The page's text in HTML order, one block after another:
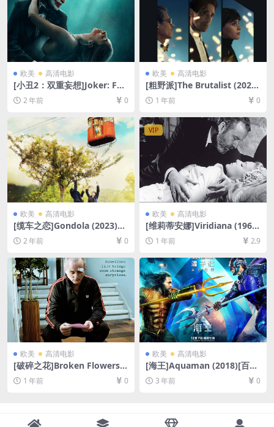
欧美 高清电影
[小丑2：双重妄想]Joker: Foli
e à Deux (2024)[百度网盘+夸
克网盘1080P超清未删减资源]
[网盘在线播放/下载][MP4/8.
8GB][官方中字]
2 年前 0
欧美 高清电影
[粗野派]The Brutalist (2024)
[百度网盘+夸克网盘1080P超
清未删减资源][网盘在线播放/
下载][MP4/13GB][中文字幕]
1 年前 0
欧美 高清电影
[缆车之恋]Gondola (2023)
[百度网盘+夸克网盘1080P超
清未删减资源][网盘在线播放/
2 年前 0
VIP
欧美 高清电影
[维莉蒂安娜]Viridiana (1961)
[百度网盘+夸克网盘1080P超
清未删减资源][网盘在线播放/
1 年前 2.9
欧美 高清电影
[破碎之花]Broken Flowers
(2005)[百度网盘+夸克网盘10
80P超清未删减资源][网盘在
1 年前 0
欧美 高清电影
[海王]Aquaman (2018)[百度
网盘+夸克网盘1080P超清未
删减资源][网盘在线播放/下
3 年前 0